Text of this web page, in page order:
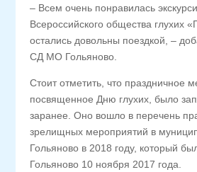
– Всем очень понравилась
Всероссийского общества глухих
остались довольны поездкой, –
СД МО Гольяново.
Стоит отметить, что праздничное
посвященное Дню глухих, было
заранее. Оно вошло в перечень
зрелищных мероприятий в
Гольяново в 2018 году, который
Гольяново 10 ноября 2017 года.